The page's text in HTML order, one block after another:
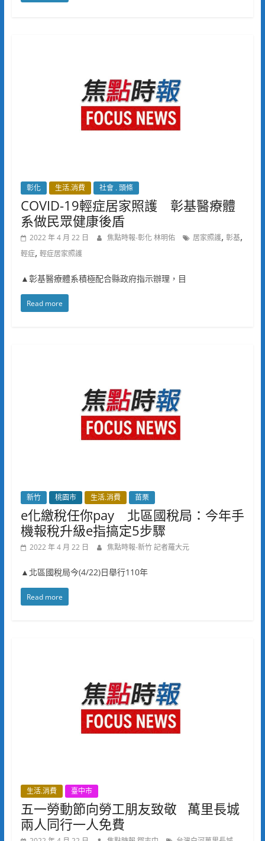
彰化 生活.消費 社會 . 頭條
COVID-19輕症居家照護 彰基醫療體
系做民眾健康後盾
2022 年 4 月 22 日 焦點時報-彰化 林明佑 居家照護, 彰基,
輕症, 輕症居家照護
▲彰基醫療體系積極配合縣政府指示辦理，目
Read more
新竹 桃園市 生活.消費 苗栗
e化繳稅任你pay 北區國稅局：今年手
機報稅升級e指搞定5步驟
2022 年 4 月 22 日 焦點時報-新竹 記者羅大元
▲北區國稅局今(4/22)日舉行110年
Read more
生活.消費 臺中市
五一勞動節向勞工朋友致敬 萬里長城
兩人同行一人免費